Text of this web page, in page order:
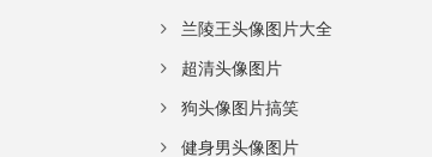
兰陵王头像图片大全
超清头像图片
狗头像图片搞笑
健身男头像图片